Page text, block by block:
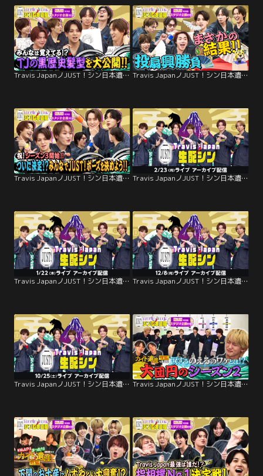
Travis JapanノJUST！シン日本遺産（2026/07/29放送分）＃35 Travis JapanノJUST！シン日本遺産（2026/07/22放送分）＃34
Travis JapanノJUST！シン日本遺産（2026/07/15放送分）＃33 Travis JapanノJUST！シン日本遺産 生配シン（2/23）
Travis JapanノJUST！シン日本遺産 生配シン（1/22） Travis JapanノJUST！シン日本遺産 生配シン（12/8）
Travis JapanノJUST！シン日本遺産 生配シン（10/25） Travis JapanノJUST！シン日本遺産（2026/03/25放送分）＃32